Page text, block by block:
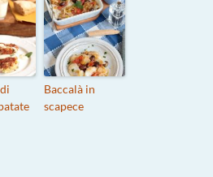
Baccalà in
scapece